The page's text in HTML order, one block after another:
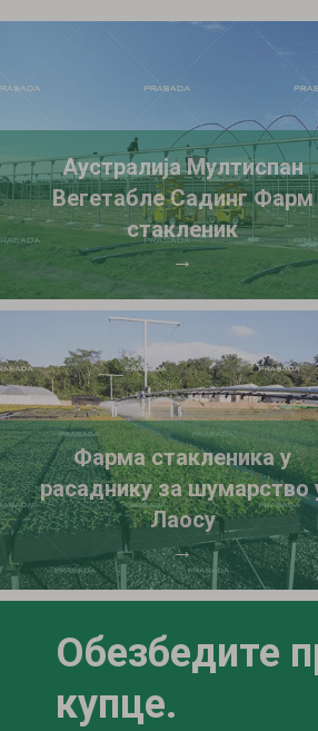
Аустралија Мултиспан
Вегетабле Садинг Фарм
стакленик
→
Фарма стакленика у
расаднику за шумарство
Лаосу
→
Обезбедите
купце.